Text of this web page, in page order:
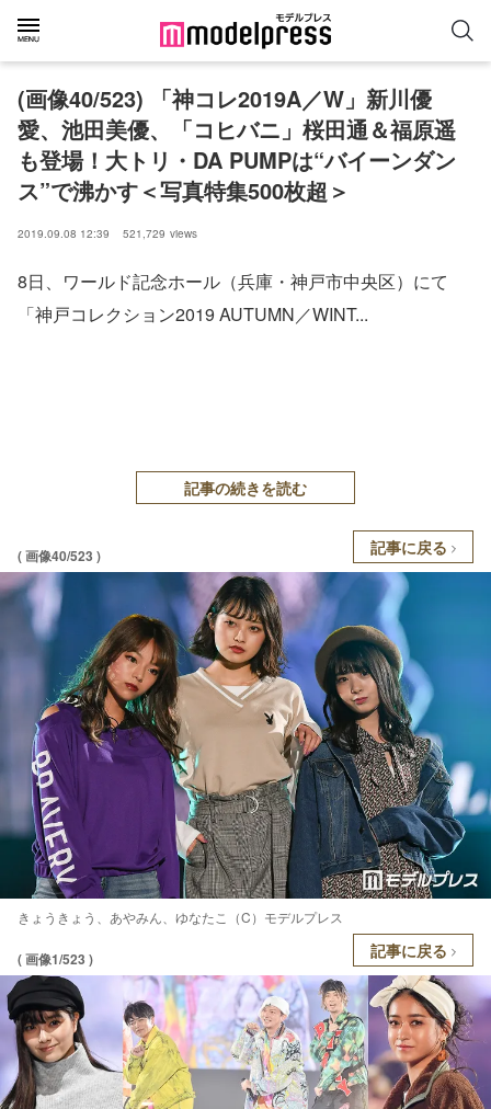
(画像40/523) 「神コレ2019A／W」新川優
愛、池田美優、「コヒバニ」桜田通＆福原遥
も登場！大トリ・DA PUMPは“バイーンダン
ス”で沸かす＜写真特集500枚超＞
2019.09.08 12:39 521,729 views
8日、ワールド記念ホール（兵庫・神戸市中央区）にて
「神戸コレクション2019 AUTUMN／WINT...
記事の続きを読む
( 画像40/523 ) 記事に戻る
きょうきょう、あやみん、ゆなたこ（C）モデルプレス
( 画像1/523 ) 記事に戻る